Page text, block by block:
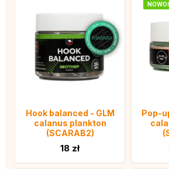
Hook balanced - GLM
calanus plankton
(SCARAB2)
18 zł
Pop-